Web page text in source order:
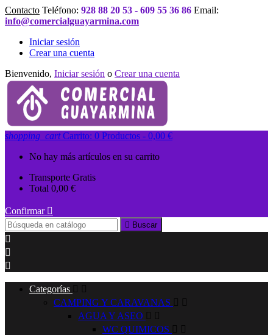
Contacto Teléfono: 928 88 20 53 - 609 55 36 86 Email:
info@comercialguayarmina.com
Iniciar sesión
Crear una cuenta
Bienvenido, Iniciar sesión o Crear una cuenta
shopping_cart Carrito: 0 Productos - 0,00 €
No hay más artículos en su carrito
Transporte Gratis
Total 0,00 €
Confirmar 
 Buscar



Categorías  
CAMPING Y CARAVANAS  
AGUA Y ASEO  
WC QUIMICOS  